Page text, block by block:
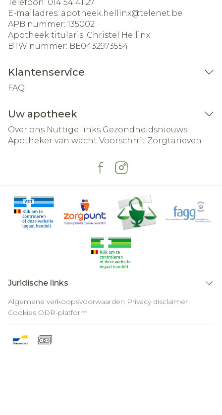
Telefoon: 014 54 41 27
E-mailadres: apotheek.hellinx@telenet.be
APB nummer: 135002
Apotheek titularis: Christel Hellinx
BTW nummer: BE0432973554
Klantenservice
FAQ
Uw apotheek
Over ons Nuttige links Gezondheidsnieuws
Apotheker van wacht Voorschrift Zorgtarieven
Juridische links
Algemene verkoopsvoorwaarden Privacy disclaimer
Cookies ODR-platform